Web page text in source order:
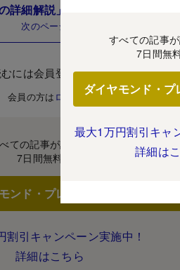
詳細解説」と「日本企業の秘策」
次のページ
には会員登録が必要です。
会員の方は ログイン
ての記事が読み放題！
7日間無料体験
ンド・プレミアムに登録
割引キャンペーン実施中！
詳細はこちら
すべての記事
7日間無
ダイヤモンド・
最大1万円割引キャ
詳細は